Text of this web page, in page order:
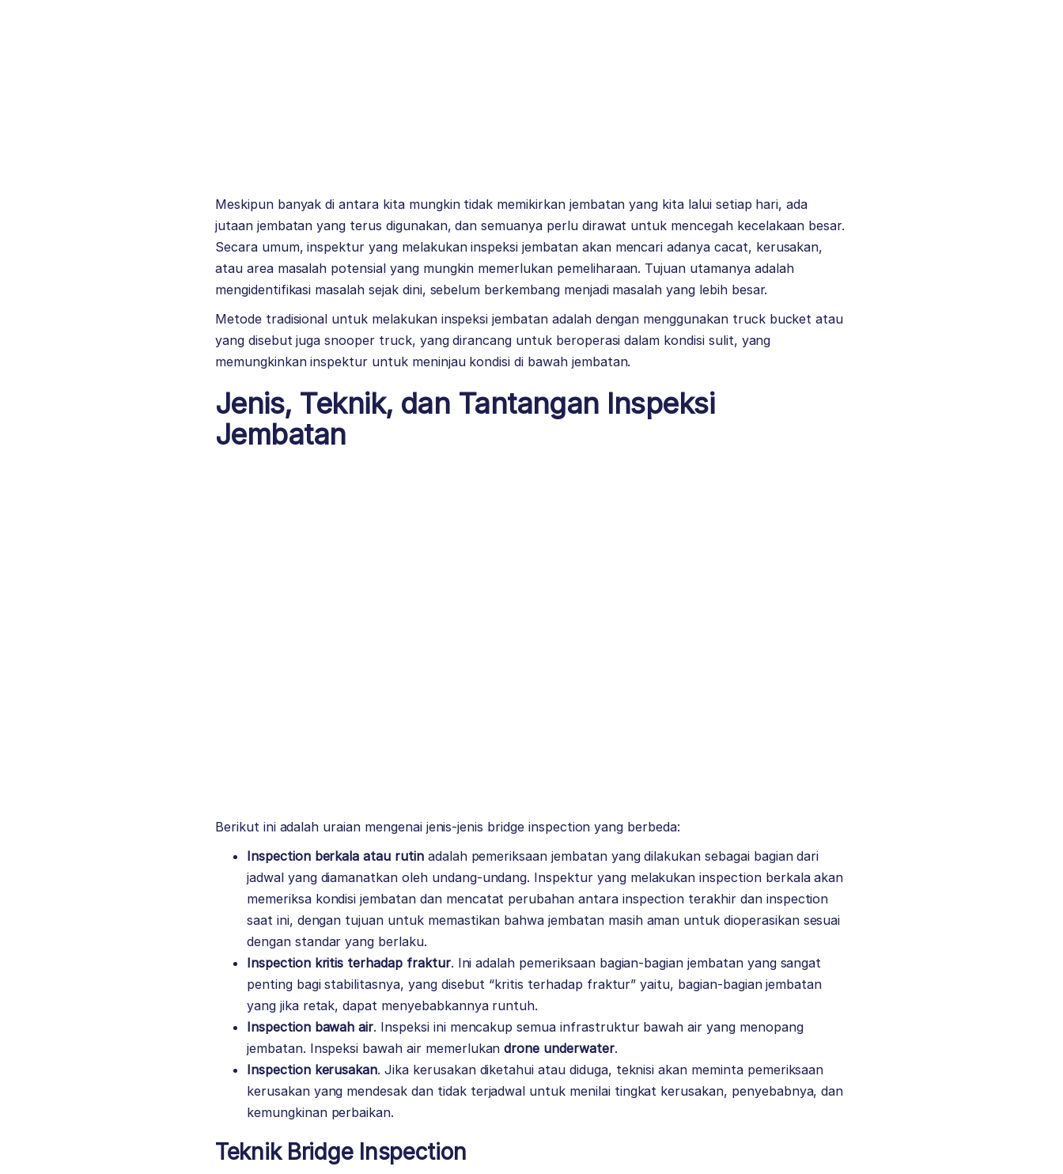
Meskipun banyak di antara kita mungkin tidak memikirkan jembatan yang kita lalui setiap hari, ada
jutaan jembatan yang terus digunakan, dan semuanya perlu dirawat untuk mencegah kecelakaan besar.
Secara umum, inspektur yang melakukan inspeksi jembatan akan mencari adanya cacat, kerusakan,
atau area masalah potensial yang mungkin memerlukan pemeliharaan. Tujuan utamanya adalah
mengidentifikasi masalah sejak dini, sebelum berkembang menjadi masalah yang lebih besar.
Metode tradisional untuk melakukan inspeksi jembatan adalah dengan menggunakan truck bucket atau
yang disebut juga snooper truck, yang dirancang untuk beroperasi dalam kondisi sulit, yang
memungkinkan inspektur untuk meninjau kondisi di bawah jembatan.
Jenis, Teknik, dan Tantangan Inspeksi
Jembatan
Berikut ini adalah uraian mengenai jenis-jenis bridge inspection yang berbeda:
Inspection berkala atau rutinadalah pemeriksaan jembatan yang dilakukan sebagai bagian dari
jadwal yang diamanatkan oleh undang-undang. Inspektur yang melakukan inspection berkala akan
memeriksa kondisi jembatan dan mencatat perubahan antara inspection terakhir dan inspection
saat ini, dengan tujuan untuk memastikan bahwa jembatan masih aman untuk dioperasikan sesuai
dengan standar yang berlaku.
Inspection kritis terhadap fraktur. Ini adalah pemeriksaan bagian-bagian jembatan yang sangat
penting bagi stabilitasnya, yang disebut “kritis terhadap fraktur” yaitu, bagian-bagian jembatan
yang jika retak, dapat menyebabkannya runtuh.
Inspection bawah air. Inspeksi ini mencakup semua infrastruktur bawah air yang menopang
jembatan. Inspeksi bawah air memerlukan drone underwater.
Inspection kerusakan. Jika kerusakan diketahui atau diduga, teknisi akan meminta pemeriksaan
kerusakan yang mendesak dan tidak terjadwal untuk menilai tingkat kerusakan, penyebabnya, dan
kemungkinan perbaikan.
Teknik Bridge Inspection